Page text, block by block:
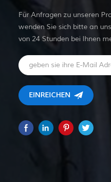
Für Anfragen zu unseren
wenden Sie sich bitte an
von 24 Stunden bei Ihnen